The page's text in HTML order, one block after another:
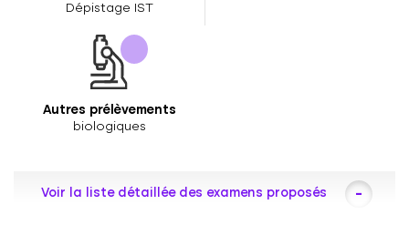
Dépistage IST
Autres prélèvements
biologiques
Voir la liste détaillée des examens proposés